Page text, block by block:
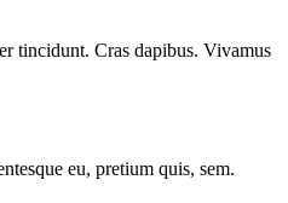
tincidunt. Cras dapibus. Vivamus
eu, pretium quis, sem.